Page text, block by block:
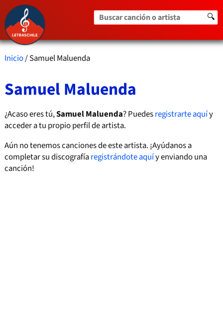
Buscar canción o artista 🔍
Inicio/ Samuel Maluenda
Samuel Maluenda
¿Acaso eres tú,Samuel Maluenda? Puedesregistrarte aquíy
acceder a tu propio perfil de artista.
Aún no tenemos canciones de este artista. ¡Ayúdanos a
completar su discografíaregistrándote aquíy enviando una
canción!